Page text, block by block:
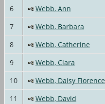
6
Webb, Ann
7
Webb, Barbara
8
Webb, Catherine
9
Webb, Clara
10
Webb, Daisy Florence
11
Webb, David